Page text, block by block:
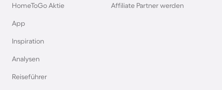
HomeToGo Aktie
App
Inspiration
Analysen
Reiseführer
Affiliate Partner werden